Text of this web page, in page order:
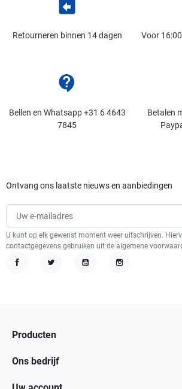
assignment_return
Retourneren binnen 14 dagen
Voor
contact_support
Bellen en Whatsapp +31 6 4643
7845
Betalen
Ontvang ons laatste nieuws en aanbiedingen
U kunt op elk gewenst moment weer uitschrijven.
contactgegevens gebruiken uit de algemene
Producten
Ons bedrijf